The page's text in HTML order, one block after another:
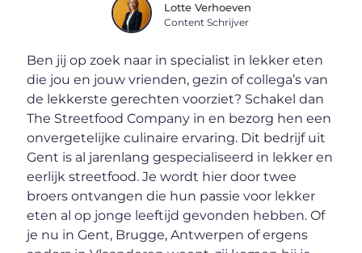
Lotte Verhoeven
Content Schrijver
Ben jij op zoek naar in specialist in lekker eten
die jou en jouw vrienden, gezin of collega’s van
de lekkerste gerechten voorziet? Schakel dan
The Streetfood Company in en bezorg hen een
onvergetelijke culinaire ervaring. Dit bedrijf uit
Gent is al jarenlang gespecialiseerd in lekker en
eerlijk streetfood. Je wordt hier door twee
broers ontvangen die hun passie voor lekker
eten al op jonge leeftijd gevonden hebben. Of
je nu in Gent, Brugge, Antwerpen of ergens